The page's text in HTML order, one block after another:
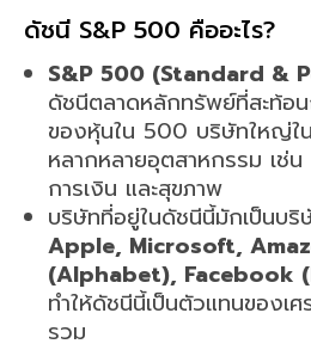
ดัชนี S&P 500 คืออะไร?
S&P 500 (Standard &
ดัชนีตลาดหลักทรัพย์ที่สะท้อ
ของหุ้นใน 500 บริษัทใหญ่ใ
หลากหลายอุตสาหกรรม เช่
การเงิน และสุขภาพ
บริษัทที่อยู่ในดัชนีนี้มักเป็นบริ
Apple, Microsoft,
(Alphabet), Facebook
ทำให้ดัชนีนี้เป็นตัวแทนของเ
รวม